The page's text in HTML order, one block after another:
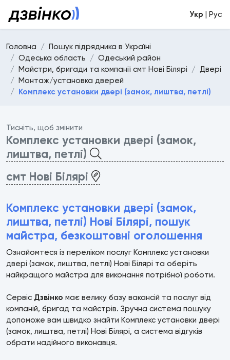
Укр | Рус
Головна
Пошук підрядника в Україні
Одеська область
Одеський район
Майстри, бригади та компанії смт Нові Білярі
Двері
Монтаж/установка дверей
Комплекс установки двері (замок, лиштва, петлі)
Тисніть, щоб змінити
Комплекс установки двері (замок,
лиштва, петлі)
смт Нові Білярі
Комплекс установки двері (замок,
лиштва, петлі) Нові Білярі, пошук
майстра, безкоштовні оголошення
Ознайомтеся із переліком послуг Комплекс установки
двері (замок, лиштва, петлі) Нові Білярі та оберіть
найкращого майстра для виконання потрібної роботи.
Сервіс Дзвінко має велику базу вакансій та послуг від
компаній, бригад та майстрів. Зручна система пошуку
допоможе вам швидко знайти Комплекс установки двері
(замок, лиштва, петлі) Нові Білярі, а система відгуків
обрати надійного виконавця.